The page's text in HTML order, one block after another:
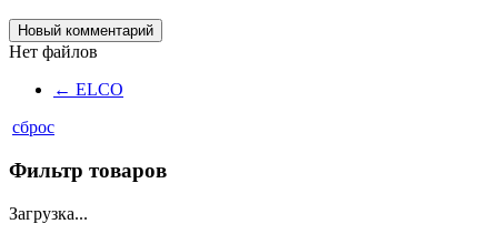
Новый комментарий
Нет файлов
← ELCO
сброс
Фильтр товаров
Загрузка...